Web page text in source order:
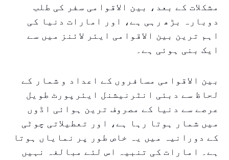
مشکلات کے بعد، بین الاقوامی سفر کی طلب
دوبارہ بڑھ رہی ہے، اور امارات دنیا کی
اہم ترین بین الاقوامی ایئر لائنز میں سے
ایک بنی ہوئی ہے۔
بین الاقوامی مسافروں کے اعداد و شمار کے
لحاظ سے دبئی انٹرنیشنل ایئرپورٹ طویل
عرصے سے دنیا کے مصروف ترین ہوائی اڈوں
میں شمار ہوتا رہا ہے، اور تعطیلاتی چوٹی
کے دورانیہ میں یہ خاص طور پر نمایاں ہوتا
ہے۔ امارات کی تنبیہ اس لئے مبالغہ نہیں